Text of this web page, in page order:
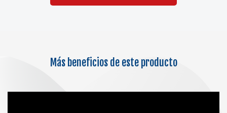
Más beneficios de este producto